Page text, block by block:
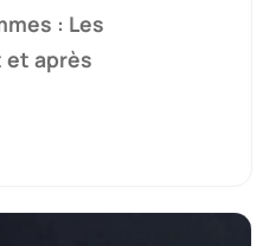
: Les
et après